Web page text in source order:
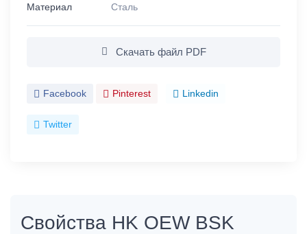
Материал Сталь
Скачать файл PDF
Facebook Pinterest Linkedin
Twitter
Свойства HK OEW BSK